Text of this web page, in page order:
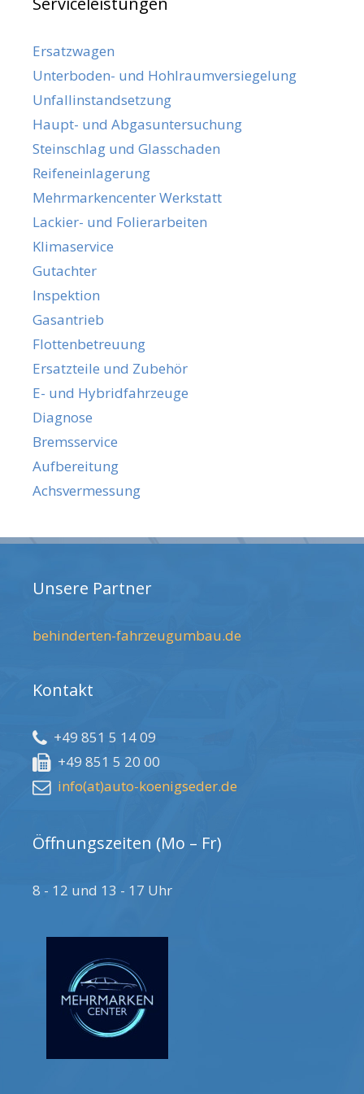
Ersatzwagen
Unterboden- und Hohlraumversiegelung
Unfallinstandsetzung
Haupt- und Abgasuntersuchung
Steinschlag und Glasschaden
Reifeneinlagerung
Mehrmarkencenter Werkstatt
Lackier- und Folierarbeiten
Klimaservice
Gutachter
Inspektion
Gasantrieb
Flottenbetreuung
Ersatzteile und Zubehör
E- und Hybridfahrzeuge
Diagnose
Bremsservice
Aufbereitung
Achsvermessung
Unsere Partner
behinderten-fahrzeugumbau.de
Kontakt
+49 851 5 14 09
+49 851 5 20 00
info(at)auto-koenigseder.de
Öffnungszeiten (Mo – Fr)
8 - 12 und 13 - 17 Uhr